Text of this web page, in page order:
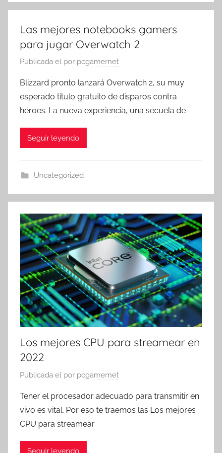
Las mejores notebooks gamers
para jugar Overwatch 2
Publicada el por pcgamernet
Blizzard pronto lanzará Overwatch 2, su muy
esperado título gratuito de disparos contra
héroes. La nueva experiencia, una secuela de
Seguir leyendo
Uncategorized
Los mejores CPU para streamear en
2022
Publicada el por pcgamernet
Tener el procesador adecuado para transmitir en
vivo es vital. Por eso te traemos las Los mejores
CPU para streamear